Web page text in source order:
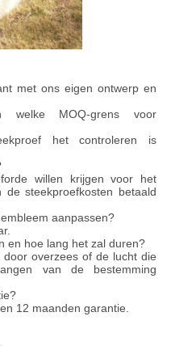
met ons eigen ontwerp en
MOQ-grens voor
het controleren is
willen krijgen voor het
steekproefkosten betaald
aanpassen?
en hoe lang het zal duren?
overzees of de lucht die
van de bestemming
12 maanden garantie.